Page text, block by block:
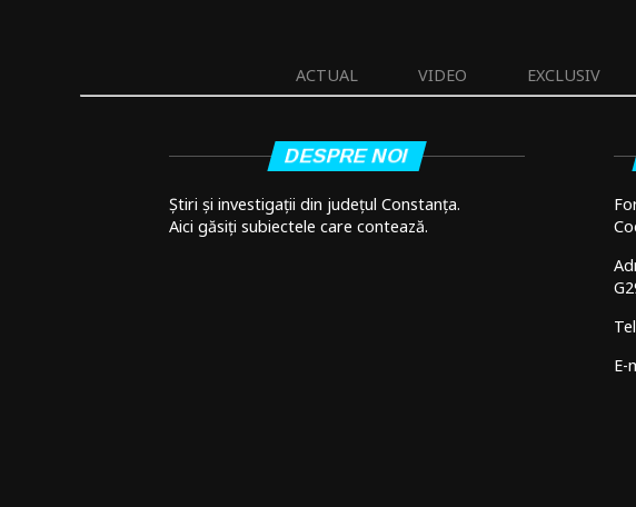
ACTUAL VIDEO EXCLUSIV
DESPRE NOI
Știri și investigații din județul Constanța.
Aici găsiți subiectele care contează.
E-